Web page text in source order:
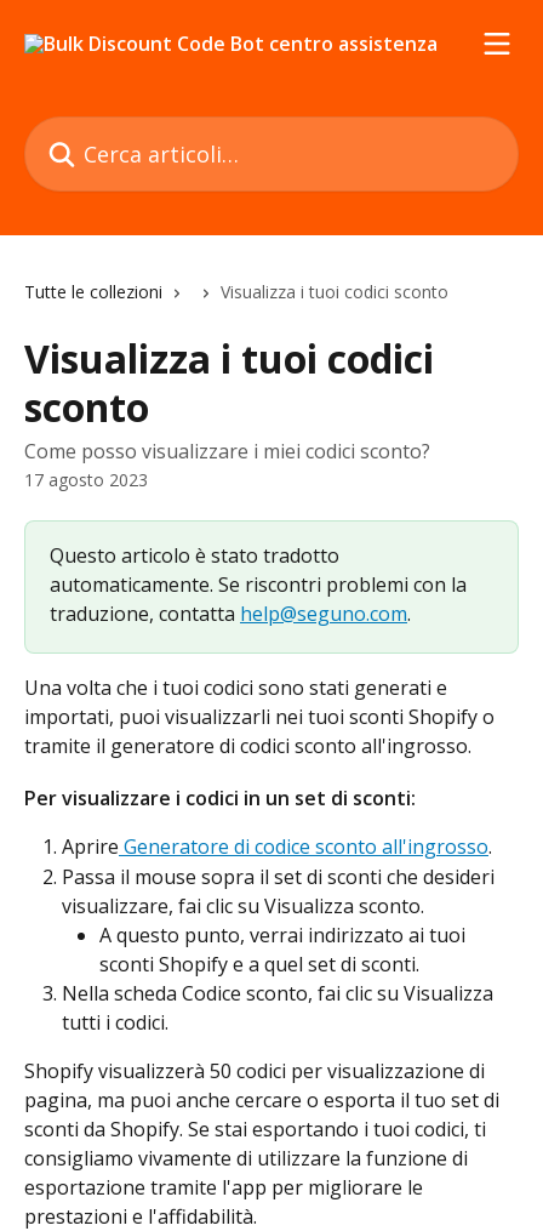
Cerca articoli…
Tutte le collezioni Visualizza i tuoi codici sconto
Visualizza i tuoi codici
sconto
Come posso visualizzare i miei codici sconto?
17 agosto 2023
Questo articolo è stato tradotto
automaticamente. Se riscontri problemi con la
traduzione, contatta help@seguno.com.
Una volta che i tuoi codici sono stati generati e
importati, puoi visualizzarli nei tuoi sconti Shopify o
tramite il generatore di codici sconto all'ingrosso.
Per visualizzare i codici in un set di sconti:
Aprire Generatore di codice sconto all'ingrosso.
Passa il mouse sopra il set di sconti che desideri
visualizzare, fai clic su Visualizza sconto.
A questo punto, verrai indirizzato ai tuoi
sconti Shopify e a quel set di sconti.
Nella scheda Codice sconto, fai clic su Visualizza
tutti i codici.
Shopify visualizzerà 50 codici per visualizzazione di
pagina, ma puoi anche cercare o esporta il tuo set di
sconti da Shopify. Se stai esportando i tuoi codici, ti
consigliamo vivamente di utilizzare la funzione di
esportazione tramite l'app per migliorare le
prestazioni e l'affidabilità.